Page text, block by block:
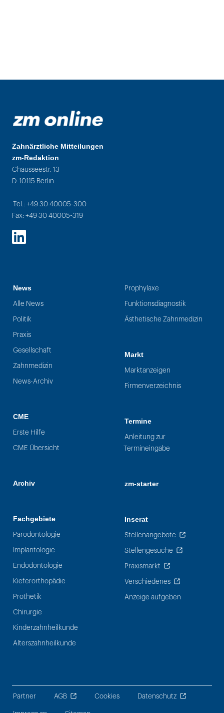
Zahnärztliche Mitteilungen
zm-Redaktion
Chausseestr. 13
D-10115 Berlin
Tel.: +49 30 40005-300
Fax: +49 30 40005-319
LinkedIn
News
Alle News
Politik
Praxis
Gesellschaft
Zahnmedizin
News-Archiv
CME
Erste Hilfe
CME Übersicht
Archiv
Fachgebiete
Parodontologie
Implantologie
Endodontologie
Kieferorthopädie
Prothetik
Chirurgie
Kinderzahnheilkunde
Alterszahnheilkunde
Prophylaxe
Funktionsdiagnostik
Ästhetische Zahnmedizin
Markt
Marktanzeigen
Firmenverzeichnis
Termine
Anleitung zur
Termineingabe
zm-starter
Inserat
Stellenangebote
Stellengesuche
Praxismarkt
Verschiedenes
Anzeige aufgeben
Partner AGB Cookies Datenschutz